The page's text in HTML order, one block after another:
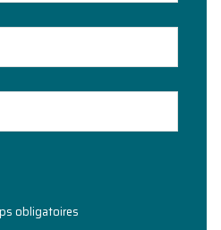
obligatoires